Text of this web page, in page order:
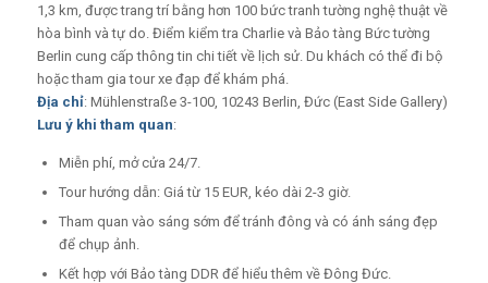
1,3 km, được trang trí bằng hơn 100 bức tranh tường nghệ thuật về
hòa bình và tự do. Điểm kiểm tra Charlie và Bảo tàng Bức tường
Berlin cung cấp thông tin chi tiết về lịch sử. Du khách có thể đi bộ
hoặc tham gia tour xe đạp để khám phá.
Địa chỉ: Mühlenstraße 3-100, 10243 Berlin, Đức (East Side Gallery)
Lưu ý khi tham quan:
Miễn phí, mở cửa 24/7.
Tour hướng dẫn: Giá từ 15 EUR, kéo dài 2-3 giờ.
Tham quan vào sáng sớm để tránh đông và có ánh sáng đẹp
để chụp ảnh.
Kết hợp với Bảo tàng DDR để hiểu thêm về Đông Đức.